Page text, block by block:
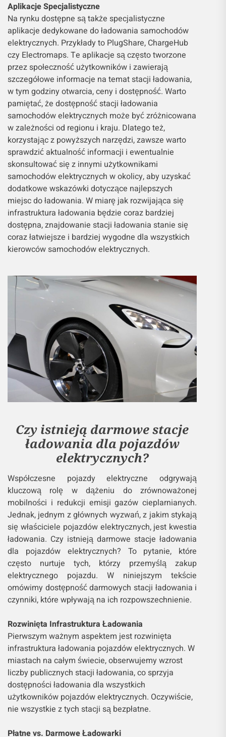
Aplikacje Specjalistyczne
Na rynku dostępne są także specjalistyczne
aplikacje dedykowane do ładowania samochodów
elektrycznych. Przykłady to PlugShare, ChargeHub
czy Electromaps. Te aplikacje są często tworzone
przez społeczność użytkowników i zawierają
szczegółowe informacje na temat stacji ładowania,
w tym godziny otwarcia, ceny i dostępność. Warto
pamiętać, że dostępność stacji ładowania
samochodów elektrycznych może być zróżnicowana
w zależności od regionu i kraju. Dlatego też,
korzystając z powyższych narzędzi, zawsze warto
sprawdzić aktualność informacji i ewentualnie
skonsultować się z innymi użytkownikami
samochodów elektrycznych w okolicy, aby uzyskać
dodatkowe wskazówki dotyczące najlepszych
miejsc do ładowania. W miarę jak rozwijająca się
infrastruktura ładowania będzie coraz bardziej
dostępna, znajdowanie stacji ładowania stanie się
coraz łatwiejsze i bardziej wygodne dla wszystkich
kierowców samochodów elektrycznych.
Czy istnieją darmowe stacje
ładowania dla pojazdów
elektrycznych?
Współczesne pojazdy elektryczne odgrywają
kluczową rolę w dążeniu do zrównoważonej
mobilności i redukcji emisji gazów cieplarnianych.
Jednak, jednym z głównych wyzwań, z jakim stykają
się właściciele pojazdów elektrycznych, jest kwestia
ładowania. Czy istnieją darmowe stacje ładowania
dla pojazdów elektrycznych? To pytanie, które
często nurtuje tych, którzy przemyślą zakup
elektrycznego pojazdu. W niniejszym tekście
omówimy dostępność darmowych stacji ładowania i
czynniki, które wpływają na ich rozpowszechnienie.
Rozwinięta Infrastruktura Ładowania
Pierwszym ważnym aspektem jest rozwinięta
infrastruktura ładowania pojazdów elektrycznych. W
miastach na całym świecie, obserwujemy wzrost
liczby publicznych stacji ładowania, co sprzyja
dostępności ładowania dla wszystkich
użytkowników pojazdów elektrycznych. Oczywiście,
nie wszystkie z tych stacji są bezpłatne.
Płatne vs. Darmowe Ładowarki